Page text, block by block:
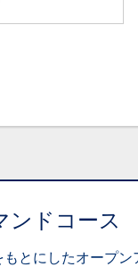
ンドコース
とにしたオープ